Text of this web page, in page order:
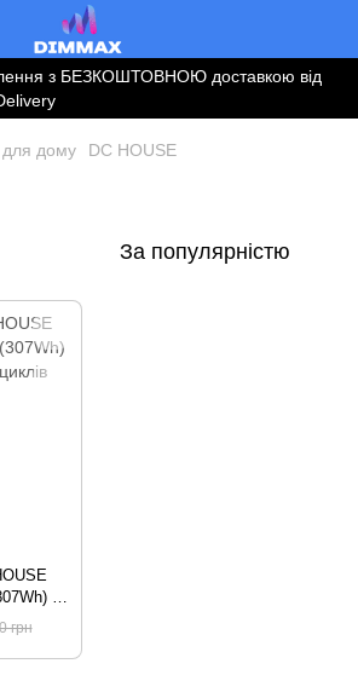
з БЕЗКОШТОВНОЮ доставкою від
дому DC HOUSE
За популярністю
на
грн